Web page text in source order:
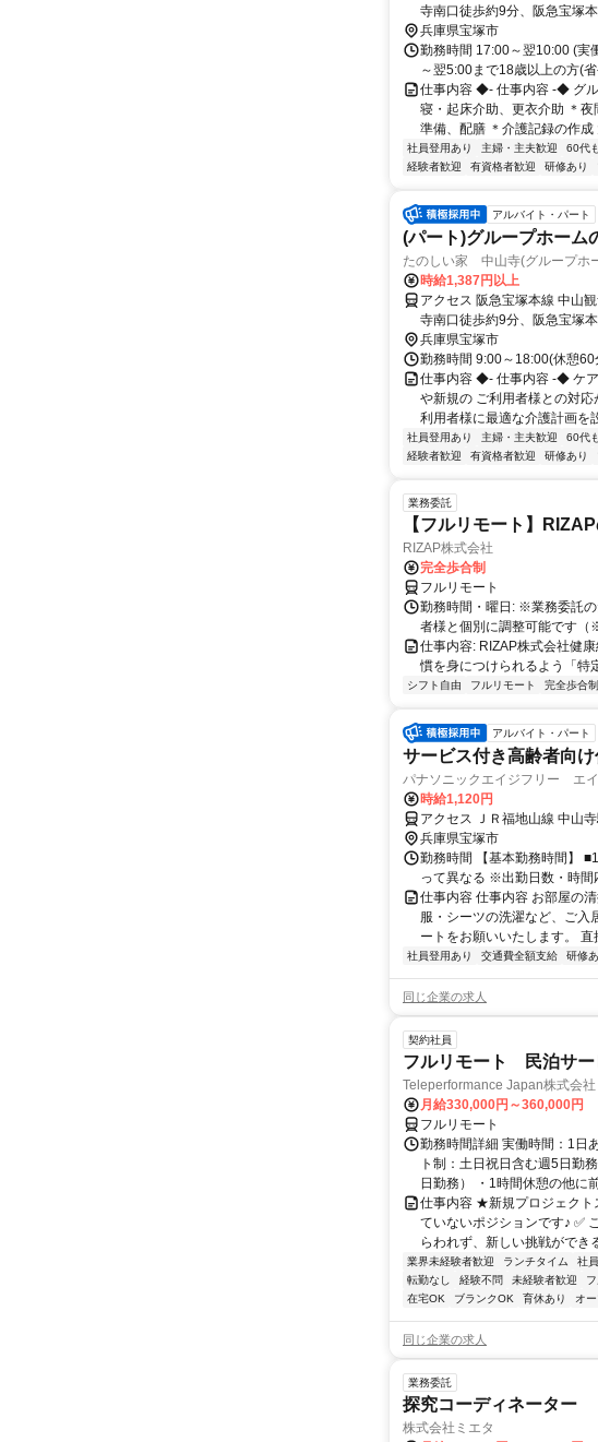
寺南口徒歩約9分、阪急宝塚
寺」駅から徒歩約6分
兵庫県宝塚市
勤務時間 17:00～翌10:00 (実
～翌5:00まで18歳以上の方(
仕事内容 ◆- 仕事内容 -◆ グ
寝・起床介助、更衣介助 ＊
準備、配膳 ＊介護記録の作成
社員登用あり 主婦・主夫歓迎 60代
経験者歓迎
有資格者歓迎 研修あり
アルバイト・パート
(パート)グループホーム
たのしい家 中山寺(グループホ
時給1,387円以上
アクセス 阪急宝塚本線 中山
寺南口徒歩約9分、阪急宝塚
寺」駅から徒歩約6分
兵庫県宝塚市
勤務時間 9:00～18:00(休憩
仕事内容 ◆- 仕事内容 -◆ ケ
や新規の ご利用者様との対
利用者様に最適な介護計画を
社員登用あり 主婦・主夫歓迎 60代
経験者歓迎
有資格者歓迎 研修あり
業務委託
【フルリモート】
RIZAP株式会社
完全歩合制
フルリモート
勤務時間・曜日: ※業務委託
者様と個別に調整可能です（
仕事内容: RIZAP株式会社健
慣を身につけられるよう「特
シフト自由 フルリモート 完全歩合制
アルバイト・パート
サービス付き高齢者向
パナソニックエイジフリー エ
時給1,120円
アクセス ＪＲ福地山線 中山
兵庫県宝塚市
勤務時間 【基本勤務時間】
って異なる ※出勤日数・時間
仕事内容 仕事内容 お部屋の
服・シーツの洗濯など、ご入
ートをお願いいたします。
社員登用あり 交通費全額支給 研修
同じ企業の求人
契約社員
フルリモート 民泊サー
Teleperformance Japan株式会社
月給330,000円～360,000円
フルリモート
勤務時間詳細 実働時間：1日
ト制：土日祝日含む週5日勤
日勤務） ・1時間休憩の他に
仕事内容 ★新規プロジェクト
ていないポジションです♪ ✅
らわれず、新しい挑戦ができ
業界未経験者歓迎 ランチタイム 社
転勤なし
経験不問 未経験者歓迎
在宅OK
ブランクOK 育休あり オ
同じ企業の求人
業務委託
探究コーディネーター
株式会社ミエタ